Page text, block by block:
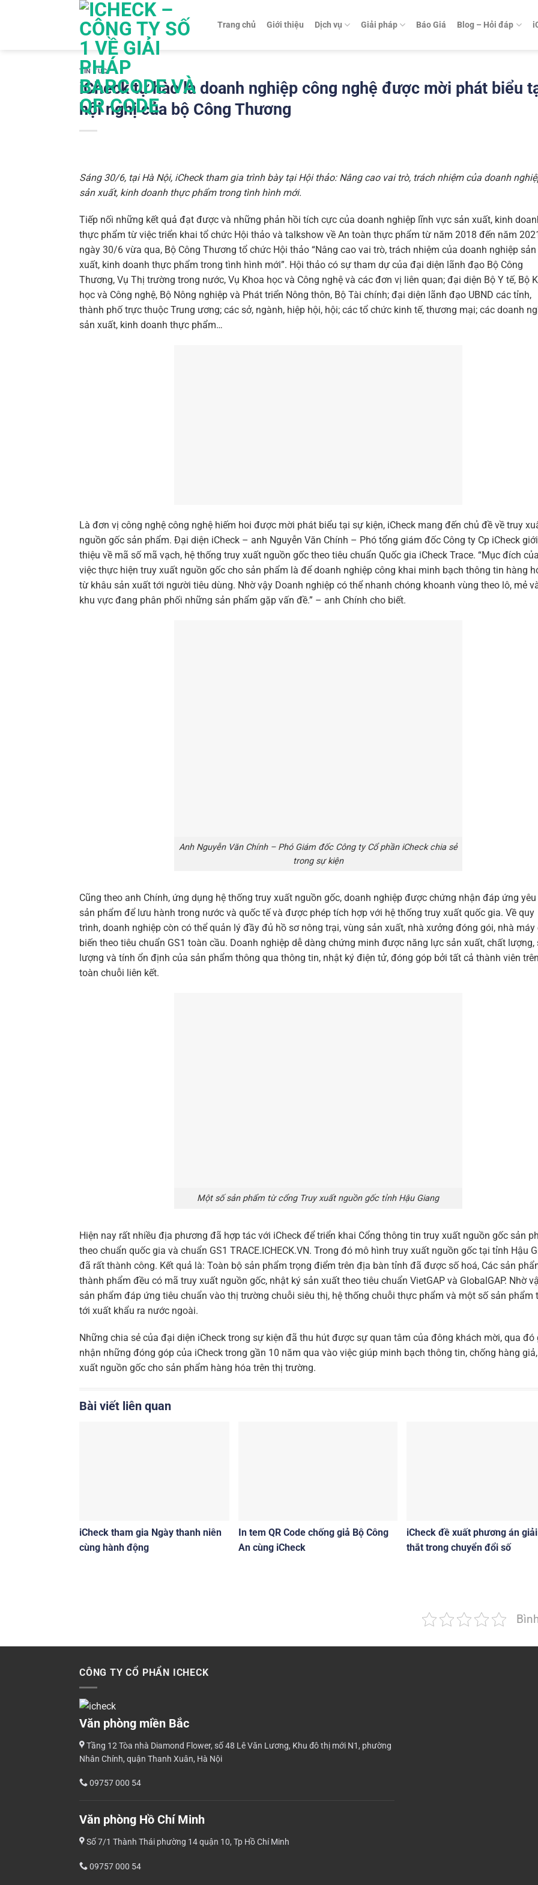
Trang chủ Giới thiệu Dịch vụ Giải pháp Báo Giá Blog – Hỏi đáp
TIN TỨC
iCheck tự hào là doanh nghiệp công nghệ được mời phát biểu
hội nghị của bộ Công Thương
Sáng 30/6, tại Hà Nội, iCheck tham gia trình bày tại Hội thảo: Nâng cao vai trò, trách nhiệm của doanh
sản xuất, kinh doanh thực phẩm trong tình hình mới.
Tiếp nối những kết quả đạt được và những phản hồi tích cực của doanh nghiệp lĩnh vực sản xuất, kinh
thực phẩm từ việc triển khai tổ chức Hội thảo và talkshow về An toàn thực phẩm từ năm 2018 đến năm
ngày 30/6 vừa qua, Bộ Công Thương tổ chức Hội thảo “Nâng cao vai trò, trách nhiệm của doanh nghiệp sản
xuất, kinh doanh thực phẩm trong tình hình mới”. Hội thảo có sự tham dự của đại diện lãnh đạo Bộ Công
Thương, Vụ Thị trường trong nước, Vụ Khoa học và Công nghệ và các đơn vị liên quan; đại diện Bộ Y tế, Bộ
học và Công nghệ, Bộ Nông nghiệp và Phát triển Nông thôn, Bộ Tài chính; đại diện lãnh đạo UBND các tỉnh,
thành phố trực thuộc Trung ương; các sở, ngành, hiệp hội, hội; các tổ chức kinh tế, thương mại; các doanh
sản xuất, kinh doanh thực phẩm…
Là đơn vị công nghệ công nghệ hiếm hoi được mời phát biểu tại sự kiện, iCheck mang đến chủ đề về truy
nguồn gốc sản phẩm. Đại diện iCheck – anh Nguyễn Văn Chính – Phó tổng giám đốc Công ty Cp iCheck giới
thiệu về mã số mã vạch, hệ thống truy xuất nguồn gốc theo tiêu chuẩn Quốc gia iCheck Trace. “Mục đích của
việc thực hiện truy xuất nguồn gốc cho sản phẩm là để doanh nghiệp công khai minh bạch thông tin hàng
từ khâu sản xuất tới người tiêu dùng. Nhờ vậy Doanh nghiệp có thể nhanh chóng khoanh vùng theo lô, mẻ
khu vực đang phân phối những sản phẩm gặp vấn đề.” – anh Chính cho biết.
Anh Nguyễn Văn Chính – Phó Giám đốc Công ty Cổ phần iCheck chia sẻ
trong sự kiện
Cũng theo anh Chính, ứng dụng hệ thống truy xuất nguồn gốc, doanh nghiệp được chứng nhận đáp ứng yêu
sản phẩm để lưu hành trong nước và quốc tế và được phép tích hợp với hệ thống truy xuất quốc gia. Về quy
trình, doanh nghiệp còn có thể quản lý đầy đủ hồ sơ nông trại, vùng sản xuất, nhà xưởng đóng gói, nhà máy
biến theo tiêu chuẩn GS1 toàn cầu. Doanh nghiệp dễ dàng chứng minh được năng lực sản xuất, chất lượng,
lượng và tính ổn định của sản phẩm thông qua thông tin, nhật ký điện tử, đóng góp bởi tất cả thành viên trên
toàn chuỗi liên kết.
Một số sản phẩm từ cổng Truy xuất nguồn gốc tỉnh Hậu Giang
Hiện nay rất nhiều địa phương đã hợp tác với iCheck để triển khai Cổng thông tin truy xuất nguồn gốc sản
theo chuẩn quốc gia và chuẩn GS1 TRACE.ICHECK.VN. Trong đó mô hình truy xuất nguồn gốc tại tỉnh Hậu
đã rất thành công. Kết quả là: Toàn bộ sản phẩm trọng điểm trên địa bàn tỉnh đã được số hoá, Các sản
thành phẩm đều có mã truy xuất nguồn gốc, nhật ký sản xuất theo tiêu chuẩn VietGAP và GlobalGAP. Nhờ
sản phẩm đáp ứng tiêu chuẩn vào thị trường chuỗi siêu thị, hệ thống chuỗi thực phẩm và một số sản phẩm
tới xuất khẩu ra nước ngoài.
Những chia sẻ của đại diện iCheck trong sự kiện đã thu hút được sự quan tâm của đông khách mời, qua đó
nhận những đóng góp của iCheck trong gần 10 năm qua vào việc giúp minh bạch thông tin, chống hàng
xuất nguồn gốc cho sản phẩm hàng hóa trên thị trường.
Bài viết liên quan
iCheck tham gia Ngày thanh niên
cùng hành động
In tem QR Code chống giả Bộ Công
An cùng iCheck
iCheck đề xuất phương án
thắt trong chuyển đổi số
CÔNG TY CỔ PHẨN ICHECK
Văn phòng miền Bắc
Tầng 12 Tòa nhà Diamond Flower, số 48 Lê Văn Lương, Khu đô thị mới N1, phường
Nhân Chính, quận Thanh Xuân, Hà Nội
09757 000 54
Văn phòng Hồ Chí Minh
Số 7/1 Thành Thái phường 14 quận 10, Tp Hồ Chí Minh
09757 000 54